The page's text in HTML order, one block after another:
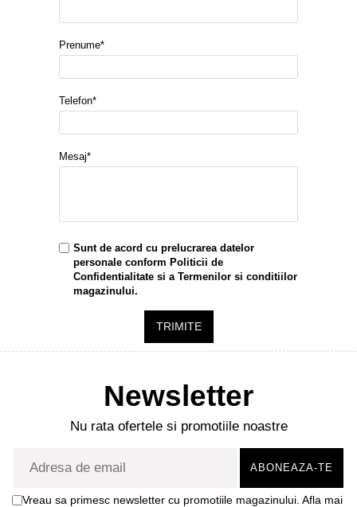
Prenume*
Telefon*
Mesaj*
Sunt de acord cu prelucrarea datelor
personale conform Politicii de
Confidentialitate si a Termenilor si conditiilor
magazinului.
TRIMITE
Newsletter
Nu rata ofertele si promotiile noastre
Vreau sa primesc newsletter cu promotiile magazinului. Afla mai